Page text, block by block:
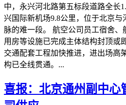
中，永兴河北路第五标段道路全长
兴国际新机场9.8公里，位于北京
脉的难一段。 航空公司员工宿舍
用房等设施已完成主体结构封顶或
交通配套工程加快推进，进出场高
构已全线贯通。...
喜报：北京通州副中心